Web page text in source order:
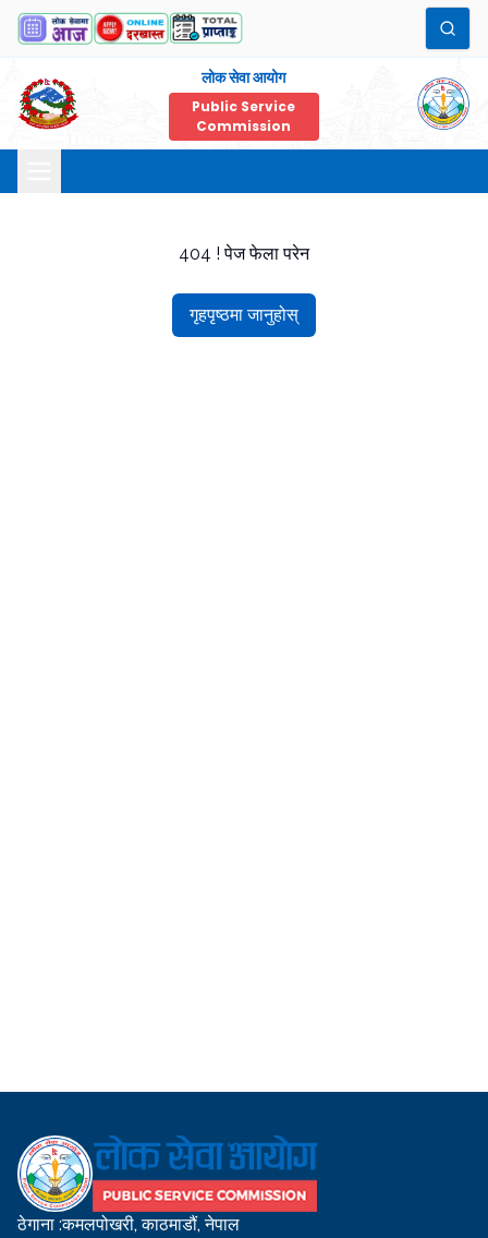
लोक सेवा आयोग
Public Service
Commission
404 ! पेज फेला परेन
गृहपृष्ठमा जानुहोस्
ठेगाना :कमलपोखरी, काठमाडौं, नेपाल